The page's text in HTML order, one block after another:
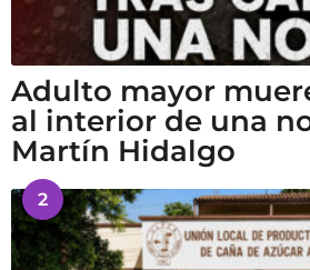
Adulto mayor
al interior de una
Martín Hidalgo
2